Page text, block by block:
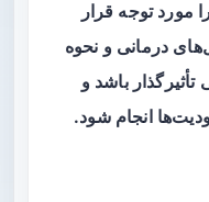
مورد توجه قرار
درمانی و نحوه
تأثیرگذار باشد و
انجام شود.